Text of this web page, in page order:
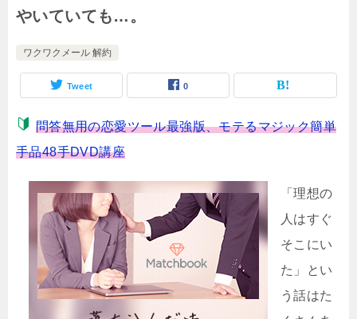
やいていても…。
ワクワクメール 解約
Tweet 0
問答無用の恋愛ツール最強版、モテるマジック簡単
手品48手DVD講座
「理想の
人はすぐ
そこにい
た」とい
う話はた